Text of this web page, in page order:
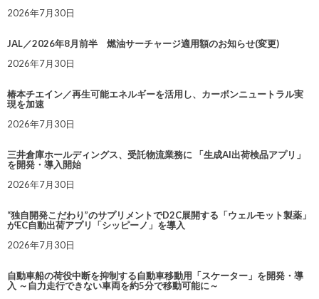
2026年7月30日
JAL／2026年8月前半 燃油サーチャージ適用額のお知らせ(変更)
2026年7月30日
椿本チエイン／再生可能エネルギーを活用し、カーボンニュートラル実
現を加速
2026年7月30日
三井倉庫ホールディングス、受託物流業務に 「生成AI出荷検品アプリ」
を開発・導入開始
2026年7月30日
“独自開発こだわり”のサプリメントでD2C展開する「ウェルモット製薬」
がEC自動出荷アプリ「シッピーノ」を導入
2026年7月30日
自動車船の荷役中断を抑制する自動車移動用「スケーター」を開発・導
入 ～自力走行できない車両を約5分で移動可能に～